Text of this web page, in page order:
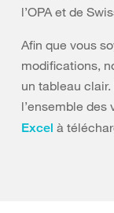
l’OPA et de
Afin que vous
modifications,
un tableau
l’ensemble des
Excel à